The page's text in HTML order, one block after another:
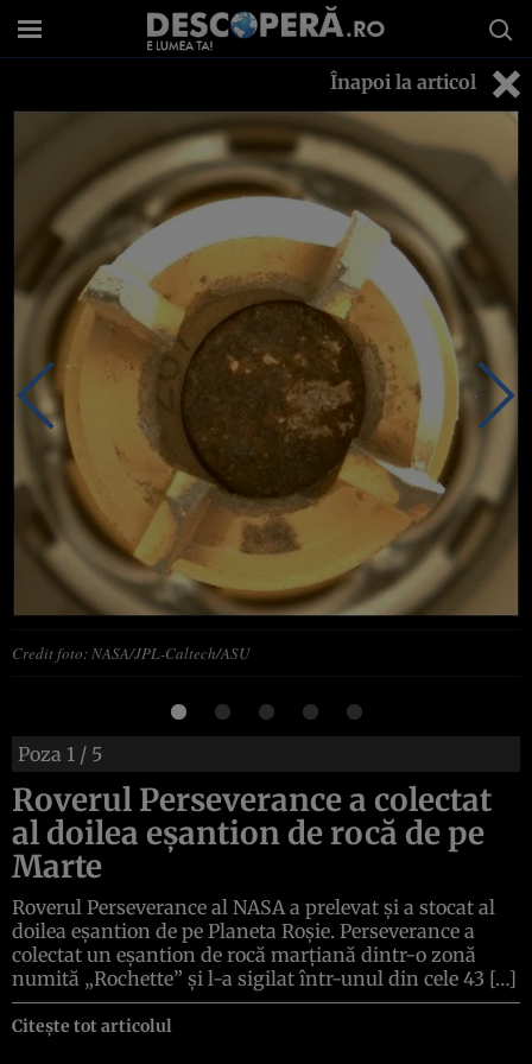
Înapoi la articol
Credit foto: NASA/JPL-Caltech/ASU
Poza 1 / 5
Roverul Perseverance a colectat
al doilea eșantion de rocă de pe
Marte
Roverul Perseverance al NASA a prelevat și a stocat al
doilea eșantion de pe Planeta Roșie. Perseverance a
colectat un eșantion de rocă marțiană dintr-o zonă
numită „Rochette” și l-a sigilat într-unul din cele 43 […]
Citește tot articolul